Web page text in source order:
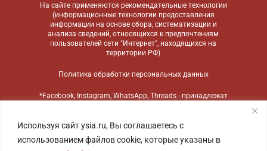
Используя сайт ysia.ru, Вы соглашаетесь с
использованием файлов cookie, которые указаны в
На сайте применяются рекомендательные технологии
(информационные технологии предоставления
информации на основе сбора, систематизации и
анализа сведений, относящихся к предпочтениям
пользователей сети "Интернет", находящихся на
территории РФ)
Политика обработки персональных данных
*Facebook, Instagram, WhatsApp, Threads - принадлежат